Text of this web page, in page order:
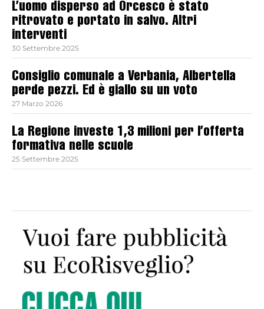
L’uomo disperso ad Orcesco è stato
ritrovato e portato in salvo. Altri
interventi
30 Settembre 2025
Consiglio comunale a Verbania, Albertella
perde pezzi. Ed è giallo su un voto
27 Marzo 2026
La Regione investe 1,3 milioni per l’offerta
formativa nelle scuole
25 Settembre 2025